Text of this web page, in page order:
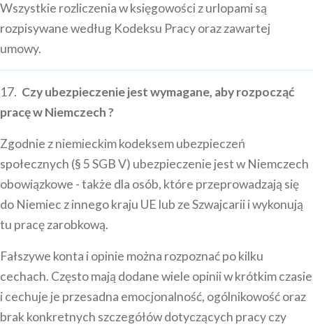
Wszystkie rozliczenia w księgowości z urlopami są
rozpisywane według Kodeksu Pracy oraz zawartej
umowy.
17. Czy ubezpieczenie jest wymagane, aby rozpocząć
pracę w Niemczech ?
Zgodnie z niemieckim kodeksem ubezpieczeń
społecznych (§ 5 SGB V) ubezpieczenie jest w Niemczech
obowiązkowe - także dla osób, które przeprowadzają się
do Niemiec z innego kraju UE lub ze Szwajcarii i wykonują
tu pracę zarobkową.
Fałszywe konta i opinie można rozpoznać po kilku
cechach. Często mają dodane wiele opinii w krótkim czasie
i cechuje je przesadna emocjonalność, ogólnikowość oraz
brak konkretnych szczegółów dotyczących pracy czy